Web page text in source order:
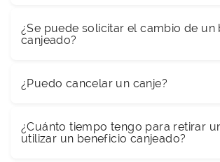
¿Se puede solicitar el cambio de un
canjeado?
¿Puedo cancelar un canje?
¿Cuánto tiempo tengo para retirar
utilizar un beneficio canjeado?